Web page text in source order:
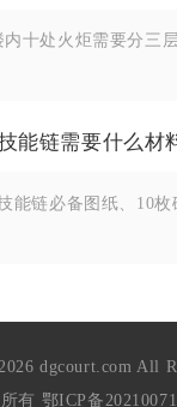
十处火炬需要分三
能链需要什么材
能链必备图纸、10枚
dgcourt.com All
有 鄂ICP备